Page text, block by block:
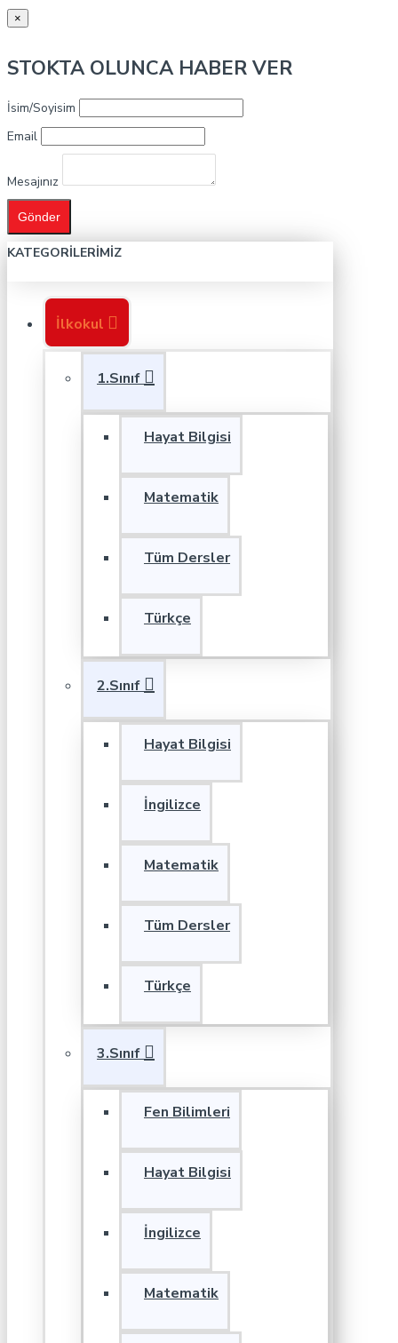
×
STOKTA OLUNCA HABER VER
İsim/Soyisim
Email
Mesajınız
Gönder
KATEGORILERIMIZ
İlkokul
1.Sınıf
Hayat Bilgisi
Matematik
Tüm Dersler
Türkçe
2.Sınıf
Hayat Bilgisi
İngilizce
Matematik
Tüm Dersler
Türkçe
3.Sınıf
Fen Bilimleri
Hayat Bilgisi
İngilizce
Matematik